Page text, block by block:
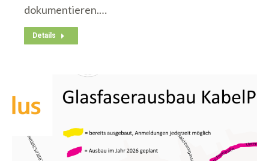
dokumentieren.…
Details